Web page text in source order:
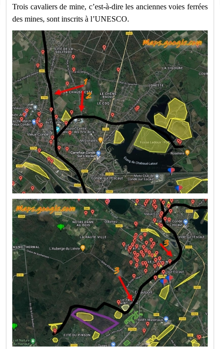
Trois cavaliers de mine, c’est-à-dire les anciennes voies ferrées
des mines, sont inscrits à l’UNESCO.